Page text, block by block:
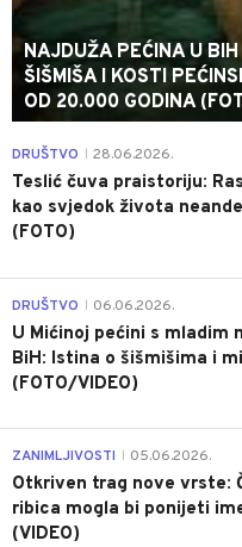
NAJDUŽA PEĆINA U
ŠIŠMIŠA I KOSTI
OD 20.000 GODINA
DRUŠTVO 28.06.2026.
Teslić čuva praistoriju:
kao svjedok života
(FOTO)
DRUŠTVO 06.06.2026.
U Mićinoj pećini s mladim
BiH: Istina o šišmišima i
(FOTO/VIDEO)
ZANIMLJIVOSTI 05.06.2026.
Otkriven trag nove vrste:
ribica mogla bi ponijeti
(VIDEO)